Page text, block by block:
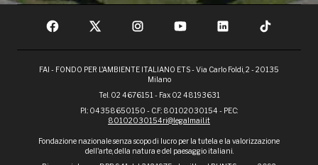
FAI - FONDO PER L'AMBIENTE ITALIANO ETS - Via Carlo Foldi, 2 - 20135
Milano
Tel. 02 4676151 - Fax 02 48193631
P.I.: 04358650150 - C.F.: 80102030154 - PEC:
80102030154ri@legalmail.it
Fondazione nazionale senza scopo di lucro per la tutela e la valorizzazione
dell'arte, della natura e del paesaggio italiani.